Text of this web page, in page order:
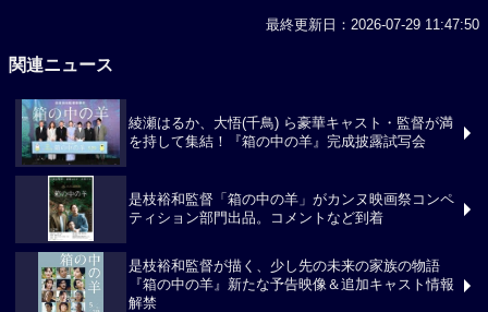
最終更新日：2026-07-29 11:47:50
関連ニュース
綾瀬はるか、大悟(千鳥) ら豪華キャスト・監督が満
を持して集結！『箱の中の羊』完成披露試写会
是枝裕和監督「箱の中の羊」がカンヌ映画祭コンペ
ティション部門出品。コメントなど到着
是枝裕和監督が描く、少し先の未来の家族の物語
『箱の中の羊』新たな予告映像＆追加キャスト情報
解禁